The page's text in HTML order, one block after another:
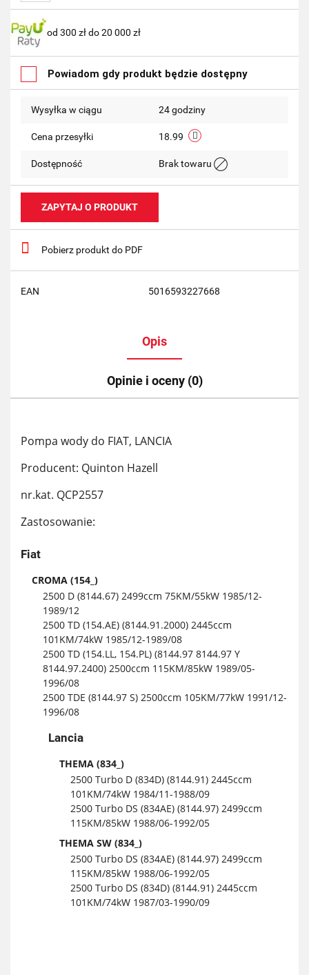
Do
przechowalni
od 300 zł do 20 000 zł
Powiadom gdy produkt będzie dostępny
Wysyłka w ciągu 24 godziny
Cena przesyłki 18.99
Dostępność Brak towaru
ZAPYTAJ O PRODUKT
Pobierz produkt do PDF
EAN 5016593227668
Opis
Opinie i oceny (0)
Pompa wody do FIAT, LANCIA
Producent: Quinton Hazell
nr.kat. QCP2557
Zastosowanie:
Fiat
CROMA (154_)
2500 D (8144.67) 2499ccm 75KM/55kW 1985/12-
1989/12
2500 TD (154.AE) (8144.91.2000) 2445ccm
101KM/74kW 1985/12-1989/08
2500 TD (154.LL, 154.PL) (8144.97 8144.97 Y
8144.97.2400) 2500ccm 115KM/85kW 1989/05-
1996/08
2500 TDE (8144.97 S) 2500ccm 105KM/77kW 1991/12-
1996/08
Lancia
THEMA (834_)
2500 Turbo D (834D) (8144.91) 2445ccm
101KM/74kW 1984/11-1988/09
2500 Turbo DS (834AE) (8144.97) 2499ccm
115KM/85kW 1988/06-1992/05
THEMA SW (834_)
2500 Turbo DS (834AE) (8144.97) 2499ccm
115KM/85kW 1988/06-1992/05
2500 Turbo DS (834D) (8144.91) 2445ccm
101KM/74kW 1987/03-1990/09